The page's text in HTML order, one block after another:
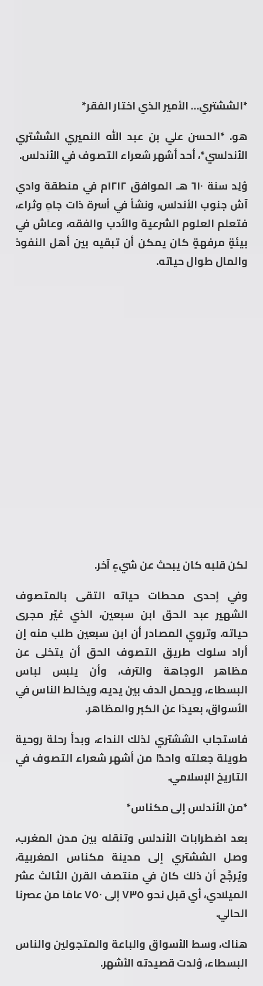
*الششتري… الأمير الذي اختار الفقر*
هو. *الحسن علي بن عبد الله النميري الششتري
الأندلسي*، أحد أشهر شعراء التصوف في الأندلس.
وُلِد سنة ٦١٠ هـ الموافق ١٢١٢م في منطقة وادي
آش جنوب الأندلس، ونشأ في أسرة ذات جاهٍ وثراء،
فتعلم العلوم الشرعية والأدب والفقه، وعاش في
بيئةٍ مرفهةٍ كان يمكن أن تبقيه بين أهل النفوذ
والمال طوال حياته.
لكن قلبه كان يبحث عن شيءٍ آخر.
وفي إحدى محطات حياته التقى بالمتصوف
الشهير عبد الحق ابن سبعين، الذي غيّر مجرى
حياته. وتروي المصادر أن ابن سبعين طلب منه إن
أراد سلوك طريق التصوف الحق أن يتخلى عن
مظاهر الوجاهة والترف، وأن يلبس لباس
البسطاء، ويحمل الدف بين يديه، ويخالط الناس في
الأسواق، بعيدًا عن الكبر والمظاهر.
فاستجاب الششتري لذلك النداء، وبدأ رحلة روحية
طويلة جعلته واحدًا من أشهر شعراء التصوف في
التاريخ الإسلامي.
*من الأندلس إلى مكناس*
بعد اضطرابات الأندلس وتنقله بين مدن المغرب،
وصل الششتري إلى مدينة مكناس المغربية،
ويُرجَّح أن ذلك كان في منتصف القرن الثالث عشر
الميلادي، أي قبل نحو ٧٣٥ إلى ٧٥٠ عامًا من عصرنا
الحالي.
هناك، وسط الأسواق والباعة والمتجولين والناس
البسطاء، وُلدت قصيدته الأشهر.